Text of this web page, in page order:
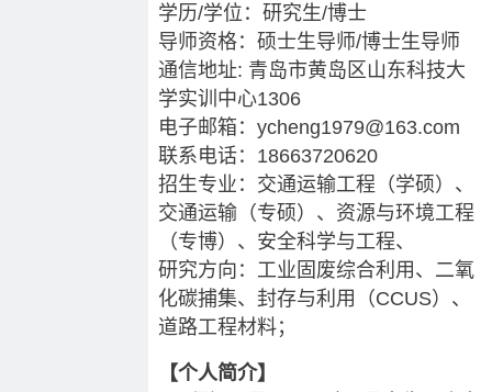
学历/学位：研究生/博士
导师资格：硕士生导师/博士生导师
通信地址: 青岛市黄岛区山东科技大
学实训中心1306
电子邮箱：ycheng1979@163.com
联系电话：18663720620
招生专业：交通运输工程（学硕）、
交通运输（专硕）、资源与环境工程
（专博）、安全科学与工程、
研究方向：工业固废综合利用、二氧
化碳捕集、封存与利用（CCUS）、
道路工程材料；
【个人简介】